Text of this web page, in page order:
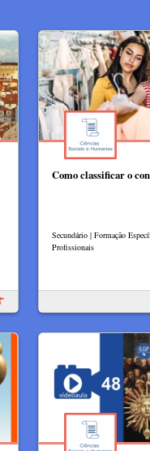
Como classificar o
Secundário | Formação
Profissionais